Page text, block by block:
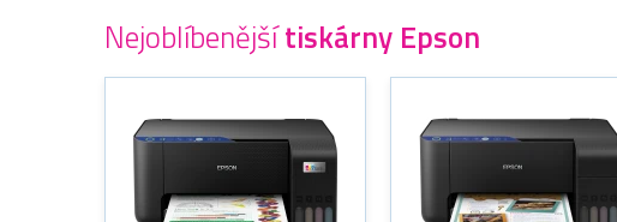
Nejoblíbenějšítiskárny Epson